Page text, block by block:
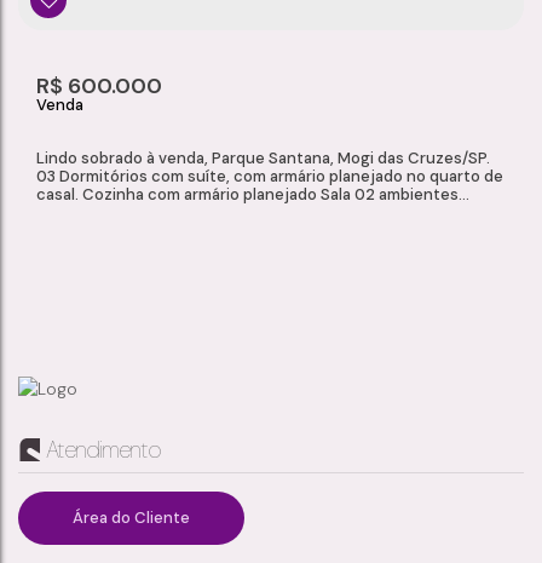
R$ 600.000
Parque Santana,Mogi das Cruzes,São Paulo,Brasil
Lindo sobrado à venda, Parque Santana, Mogi das Cruzes/SP.
03 Dormitórios com suíte, com armário planejado no quarto de
casal. Cozinha com armário planejado Sala 02 ambientes
Atendimento
Área do Cliente